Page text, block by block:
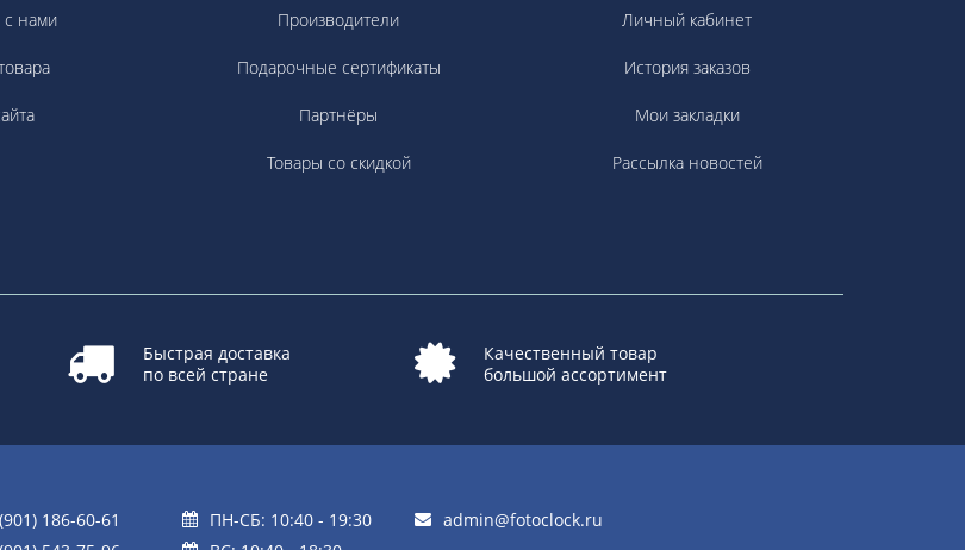
с нами Производители
Подарочные сертификаты
Партнёры
Товары со скидкой
Личный кабинет
История заказов
Мои закладки
Рассылка новостей
Быстрая доставка
по всей стране
Качественный товар
большой ассортимент
186-60-61
ПН-СБ: 10:40 - 19:30
admin@fotoclock.ru